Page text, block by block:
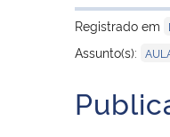
Registrado em
Assunto(s):